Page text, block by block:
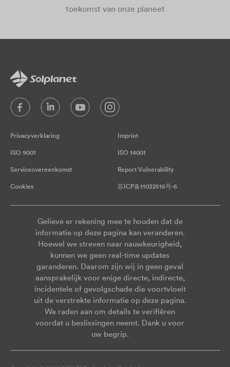
toekomst van onze planeet
Privacyverklaring Imprint
ISO 9001 ISO 14001
Serviceovereenkomst Report Vulnerability
Cookies 苏ICP备11032516号-6
Gelieve er rekening mee te houden dat de
informatie op deze pagina kan veranderen.
Hoewel we streven naar nauwkeurigheid,
kunnen we geen real-time updates
garanderen. Daarom zijn wij in geen geval
aansprakelijk voor enige directe, indirecte,
incidentele of gevolgschade die voortvloeit
uit de verstrekte informatie op deze pagina.
We raden aan om details te verifiëren
voordat u beslissingen neemt. Dank u voor
uw begrip.